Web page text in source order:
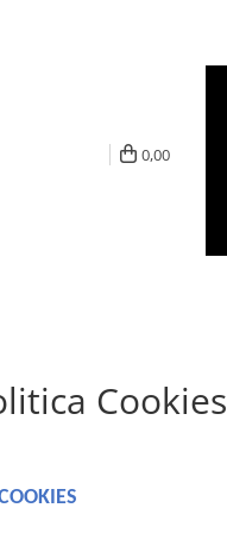
0,00
Cookies